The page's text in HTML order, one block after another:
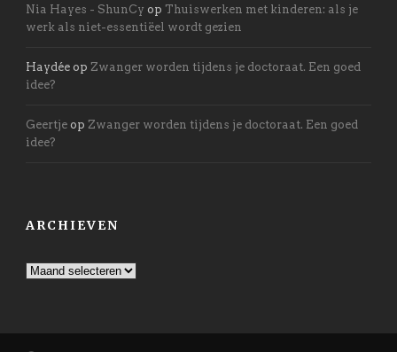
Nia Hayes - ShunCy op Thuiswerken met kinderen: als je
werk als niet-essentiëel wordt gezien
Haydée op Zwanger worden tijdens je doctoraat. Een goed
idee?
Geertje op Zwanger worden tijdens je doctoraat. Een goed
idee?
ARCHIEVEN
Archieven